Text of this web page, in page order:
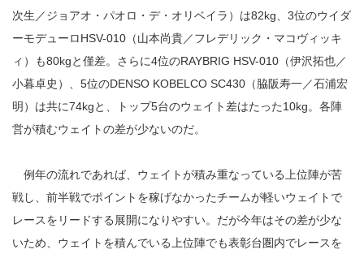
次生／ジョアオ・パオロ・デ・オリベイラ）は82kg、3位のウイダ
ーモデューロHSV-010（山本尚貴／フレデリック・マコヴィッキ
ィ）も80kgと僅差。さらに4位のRAYBRIG HSV-010（伊沢拓也／
小暮卓史）、5位のDENSO KOBELCO SC430（脇阪寿一／石浦宏
明）は共に74kgと、トップ5台のウェイト差はたった10kg。各陣
営が積むウェイトの差が少ないのだ。
例年の流れであれば、ウェイトが積み重なっている上位陣が苦
戦し、前半戦でポイントを稼げなかったチームが軽いウェイトで
レースをリードする展開になりやすい。だが今年はその差が少な
いため、ウェイトを積んでいる上位陣でも表彰台圏内でレースを